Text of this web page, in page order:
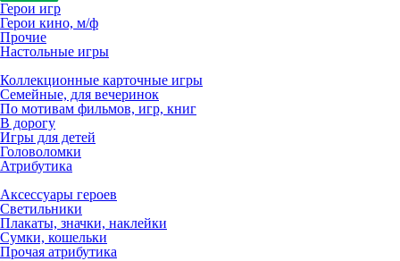
Герои игр
Герои кино, м/ф
Прочие
Настольные игры
Коллекционные карточные игры
Семейные, для вечеринок
По мотивам фильмов, игр, книг
В дорогу
Игры для детей
Головоломки
Атрибутика
Аксессуары героев
Светильники
Плакаты, значки, наклейки
Сумки, кошельки
Прочая атрибутика